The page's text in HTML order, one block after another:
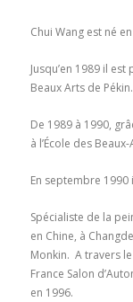
Chui Wang est né
Jusqu’en 1989 il
Beaux Arts de Pékin.
De 1989 à 1990,
à l’École des
En septembre
Spécialiste de la
en Chine, à
Monkin. A travers
France Salon
en 1996.